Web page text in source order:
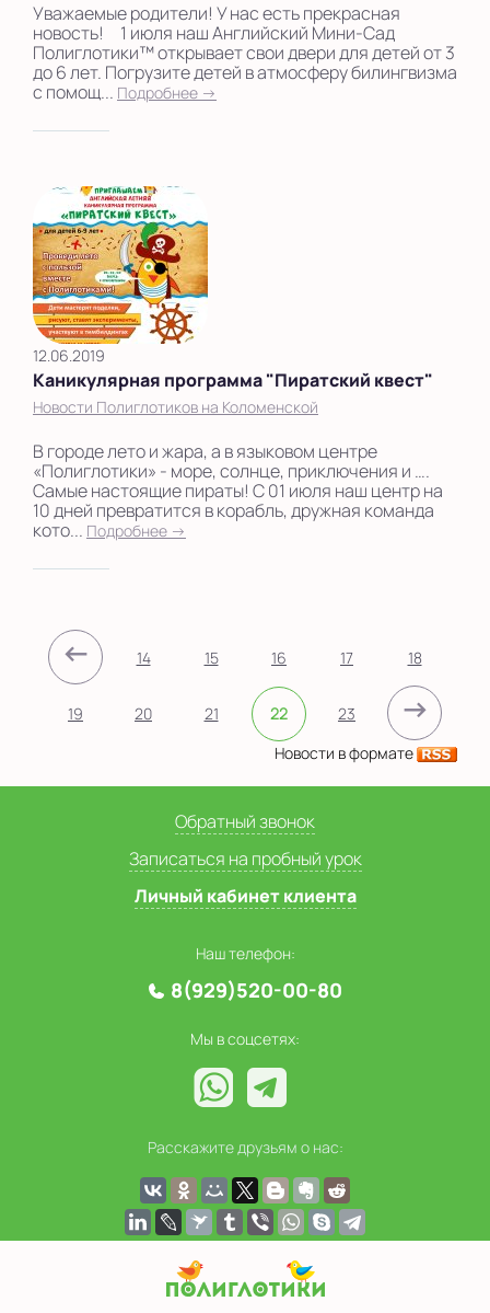
Уважаемые родители! У нас есть прекрасная
новость!⠀ 1 июля наш Английский Мини-Сад
Полиглотики™ открывает свои двери для детей от 3
до 6 лет. Погрузите детей в атмосферу билингвизма
с помощ... Подробнее →
12.06.2019
Каникулярная программа "Пиратский квест"
Новости Полиглотиков на Коломенской
В городе лето и жара, а в языковом центре
«Полиглотики» - море, солнце, приключения и ….
Самые настоящие пираты! С 01 июля наш центр на
10 дней превратится в корабль, дружная команда
кото... Подробнее →
← 14 15 16 17 18
19 20 21 22 23 →
Новости в формате
Обратный звонок
Записаться на пробный урок
Личный кабинет клиента
Наш телефон:
8(929)520-00-80
Мы в соцсетях:
Расскажите друзьям о нас: